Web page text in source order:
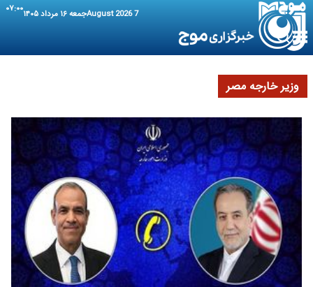
7 August 2026 جمعه ۱۶ مرداد ۱۴۰۵ ۰۷:۰۰
وزیر خارجه مصر